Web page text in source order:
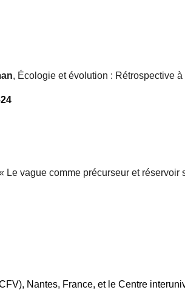
, Écologie et évolution : Rétrospective
vague comme précurseur et réservoir
Nantes, France, et le Centre